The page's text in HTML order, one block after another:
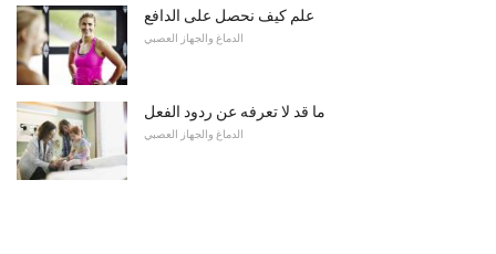
علم كيف نحصل على الدافع
الدماغ والجهاز العصبي
ما قد لا تعرفه عن ردود الفعل
الدماغ والجهاز العصبي